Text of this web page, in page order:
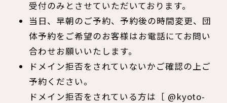
受付のみとさせていただいております。
当日、早朝のご予約、予約後の時間変更、団
体予約をご希望のお客様はお電話にてお問い
合わせお願いいたします。
ドメイン拒否をされていないかご確認の上ご
予約ください。
ドメイン拒否をされている方は［ @kyoto-